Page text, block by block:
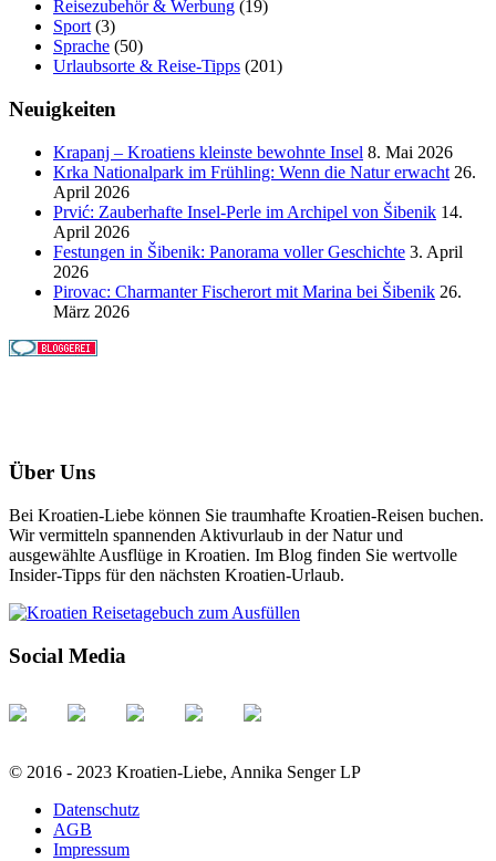
Reisezubehör & Werbung (19)
Sport (3)
Sprache (50)
Urlaubsorte & Reise-Tipps (201)
Neuigkeiten
Krapanj – Kroatiens kleinste bewohnte Insel 8. Mai 2026
Krka Nationalpark im Frühling: Wenn die Natur erwacht 26.
April 2026
Prvić: Zauberhafte Insel-Perle im Archipel von Šibenik 14.
April 2026
Festungen in Šibenik: Panorama voller Geschichte 3. April
2026
Pirovac: Charmanter Fischerort mit Marina bei Šibenik 26.
März 2026
Über Uns
Bei Kroatien-Liebe können Sie traumhafte Kroatien-Reisen buchen.
Wir vermitteln spannenden Aktivurlaub in der Natur und
ausgewählte Ausflüge in Kroatien. Im Blog finden Sie wertvolle
Insider-Tipps für den nächsten Kroatien-Urlaub.
Social Media
© 2016 - 2023 Kroatien-Liebe, Annika Senger LP
Datenschutz
AGB
Impressum